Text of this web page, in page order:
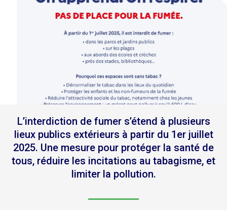
L’interdiction de fumer s’étend à plusieurs
lieux publics extérieurs à partir du 1er juillet
2025. Une mesure pour protéger la santé de
tous, réduire les incitations au tabagisme, et
limiter la pollution.